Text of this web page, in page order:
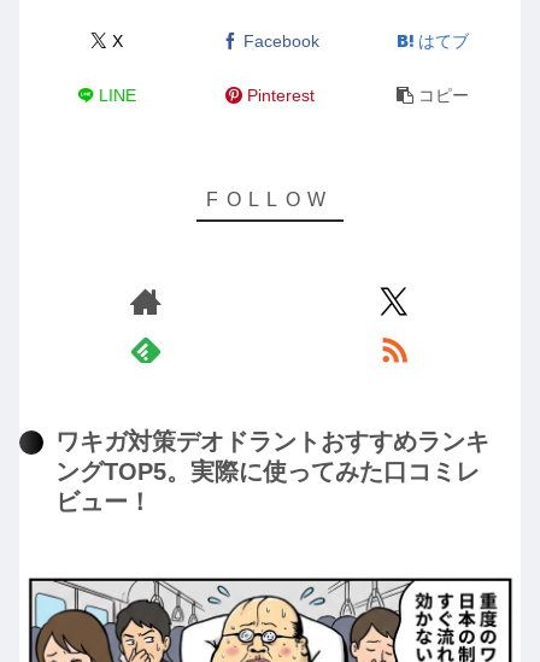
X Facebook はてブ
LINE Pinterest コピー
ワキガ対策デオドラントおすすめランキ
ングTOP5。実際に使ってみた口コミレ
ビュー！